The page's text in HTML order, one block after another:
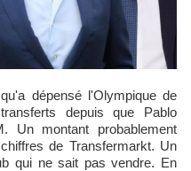
depuis que Pablo
Un montant probablement
de Transfermarkt. Un
qui ne sait pas vendre. En